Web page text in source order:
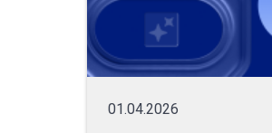
01.04.2026